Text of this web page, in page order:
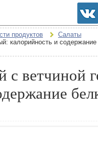
продуктов
Салаты
калорийность и
с ветчиной